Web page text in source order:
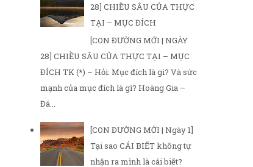
28] CHIỀU SÂU CỦA THỰC
TẠI – MỤC ĐÍCH
[CON ĐƯỜNG MỚI | NGÀY
28] CHIỀU SÂU CỦA THỰC TẠI – MỤC
ĐÍCH TK (*) – Hỏi: Mục đích là gì? Và sức
mạnh của mục đích là gì? Hoàng Gia –
Đá...
[CON ĐƯỜNG MỚI | Ngày 1]
Tại sao CÁI BIẾT không tự
nhận ra mình là cái biết?